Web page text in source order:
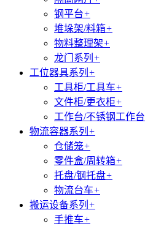
钢平台+
堆垛架/料箱+
物料整理架+
龙门系列 +
工位器具系列 +
工具柜/工具车+
文件柜/更衣柜+
工作台/不锈钢工作台
物流容器系列 +
仓储笼+
零件盒/周转箱+
托盘/钢托盘+
物流台车+
搬运设备系列 +
手推车+